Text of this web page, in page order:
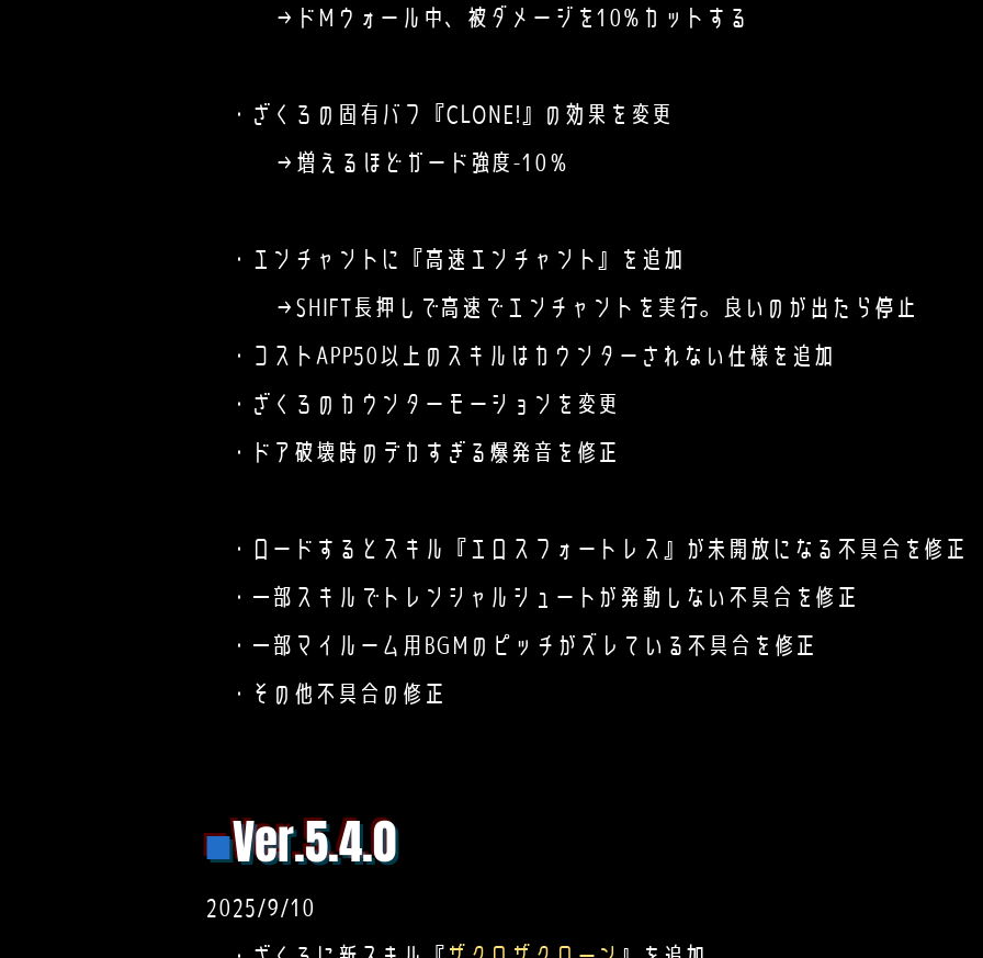
→ドMウォール中、被ダメージを10%カットする
・ざくろの固有バフ『CLONE!』の効果を変更
​ →増えるほどガード強度-10％
・エンチャントに『高速エンチャント』を追加
→SHIFT長押しで高速でエンチャントを実行。良いのが出たら停止
・コストAPP50以上のスキルはカウンターされない仕様を追加
​ ・ざくろのカウンターモーションを変更
​ ・ドア破壊時のデカすぎる爆発音を修正
・ロードするとスキル『エロスフォートレス』が未開放になる不具合を修正
・一部スキルでトレンシャルシュートが発動しない不具合を修正
・一部マイルーム用BGMのピッチがズレている不具合を修正
・その他不具合の修正
■Ver.5.4.0
2025/9/10